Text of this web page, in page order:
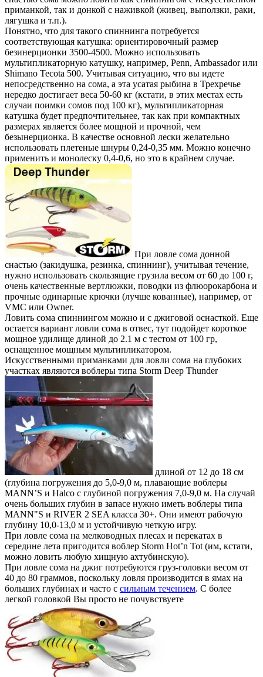
приманкой, так и донкой с наживкой (живец, выползки, раки,
лягушка и т.п.).
Понятно, что для такого спиннинга потребуется
соответствующая катушка: ориентировочный размер
безинерционки 3500-4500. Можно использовать
мультипликаторную катушку, например, Penn, Ambassador или
Shimano Tecota 500. Учитывая ситуацию, что вы идете
непосредственно на сома, а эта усатая рыбина в Трехречье
нередко достигает веса 50-60 кг (кстати, в этих местах есть
случаи поимки сомов под 100 кг), мультипликаторная
катушка будет предпочтительнее, так как при компактных
размерах является более мощной и прочной, чем
безынерционка. В качестве основной лески желательно
использовать плетеные шнуры 0,24-0,35 мм. Можно конечно
применить и монолеску 0,4-0,6, но это в крайнем случае.
При ловле сома донной
снастью (закидушка, резинка, спиннинг), учитывая течение,
нужно использовать скользящие грузила весом от 60 до 100 г,
очень качественные вертлюжки, поводки из флюорокарбона и
прочные одинарные крючки (лучше кованные), например, от
VМС или Owner.
Ловить сома спиннингом можно и с джиговой оснасткой. Еще
остается вариант ловли сома в отвес, тут подойдет короткое
мощное удилище длиной до 2.1 м с тестом от 100 гр,
оснащенное мощным мультипликатором.
Искусственными приманками для ловли сома на глубоких
участках являются воблеры типа Storm Deep Thunder
длиной от 12 до 18 см
(глубина погружения до 5,0-9,0 м, плавающие воблеры
MANN’S и Halco с глубиной погружения 7,0-9,0 м. На случай
очень больших глубин в запасе нужно иметь воблеры типа
MANN"S и RIVER 2 SEA класса 30+. Они имеют рабочую
глубину 10,0-13,0 м и устойчивую четкую игру.
При ловле сома на мелководных плесах и перекатах в
середине лета пригодится воблер Storm Hot’n Tot (им, кстати,
можно ловить любую хищную ахтубинскую).
При ловле сома на джиг потребуются груз-головки весом от
40 до 80 граммов, поскольку ловля производится в ямах на
больших глубинах и часто с сильным течением. С более
легкой головкой Вы просто не почувствуете